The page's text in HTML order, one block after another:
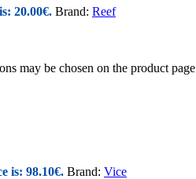
20.00€. Brand: Reef
may be chosen on the product page
is: 98.10€. Brand: Vice